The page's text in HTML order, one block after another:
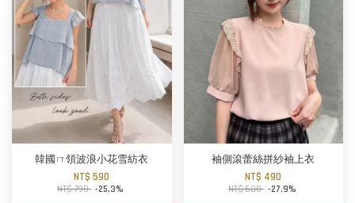
韓國ㄇ領波浪小花雪紡衣
NT$ 590
NT$ 790 -25.3%
袖側滾蕾絲拼紗袖上衣
NT$ 490
NT$ 680 -27.9%